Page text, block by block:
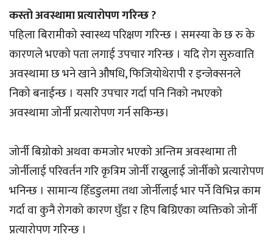
कस्तो अवस्थामा प्रत्यारोपण गरिन्छ ?
पहिला बिरामीको स्वास्थ्य परिक्षण गरिन्छ । समस्या के छ रु के
कारणले भएको पता लगाई उपचार गरिन्छ । यदि रोग सुरुवाति
अवस्थामा छ भने खाने औषधि, फिजियोथेरापी र इन्जेक्सनले
निको बनाईन्छ । यसरि उपचार गर्दा पनि निको नभएको
अवस्थामा जोर्नी प्रत्यारोपण गर्न सकिन्छ।
जोर्नी बिग्रोको अथवा कमजोर भएको अन्तिम अवस्थामा ती
जोर्नीलाई परिवर्तन गरि कृत्रिम जोर्नी राख्नुलाई जोर्नीको प्रत्यारोपण
भनिन्छ । सामान्य हिँडडुलमा तथा जोर्नीलाई भार पर्ने विभिन्न काम
गर्दा वा कुनै रोगको कारण घुँडा र हिप बिग्रिएका व्यक्तिको जोर्नी
प्रत्यारोपण गरिन्छ ।